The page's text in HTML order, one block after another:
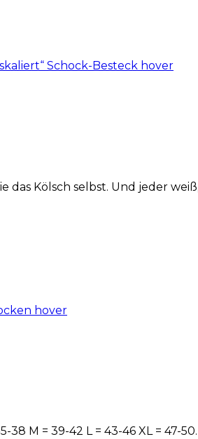
Kölsch selbst. Und jeder
M = 39-42 L = 43-46 XL = 47-